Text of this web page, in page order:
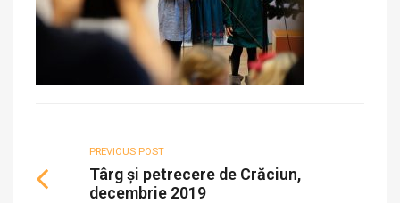
PREVIOUS POST
Târg și petrecere de Crăciun,
decembrie 2019